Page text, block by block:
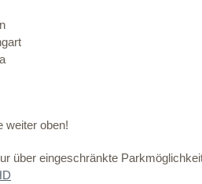
weiter oben!
über eingeschränkte